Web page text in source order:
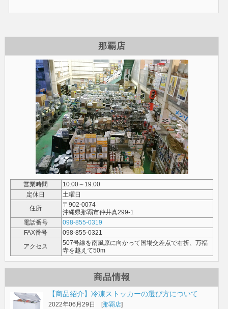
那覇店
営業時間
10:00～19:00
定休日
土曜日
住所
〒902-0074
沖縄県那覇市仲井真299-1
電話番号
098-855-0319
FAX番号
098-855-0321
アクセス
507号線を南風原に向かって国場交差点で右折、万福
寺を越えて50m
商品情報
【商品紹介】冷凍ストッカーの選び方について
2022年06月29日 [那覇店]